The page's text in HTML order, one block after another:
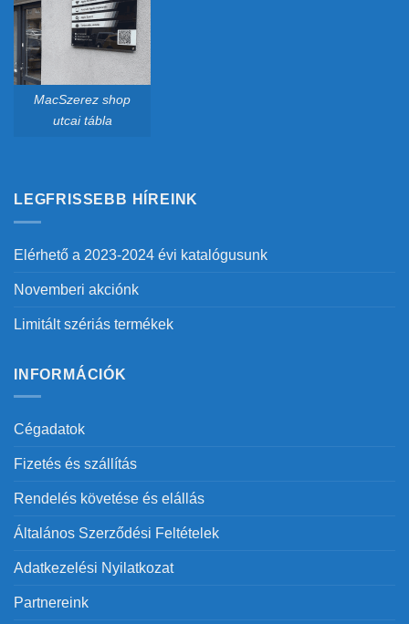
MacSzerez shop
utcai tábla
LEGFRISSEBB HÍREINK
Elérhető a 2023-2024 évi katalógusunk
Novemberi akciónk
Limitált szériás termékek
INFORMÁCIÓK
Cégadatok
Fizetés és szállítás
Rendelés követése és elállás
Általános Szerződési Feltételek
Adatkezelési Nyilatkozat
Partnereink